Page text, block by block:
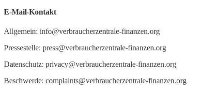
E-Mail-Kontakt
Allgemein: info@verbraucherzentrale-finanzen.org
Pressestelle: press@verbraucherzentrale-finanzen.org
Datenschutz: privacy@verbraucherzentrale-finanzen.org
Beschwerde: complaints@verbraucherzentrale-finanzen.org